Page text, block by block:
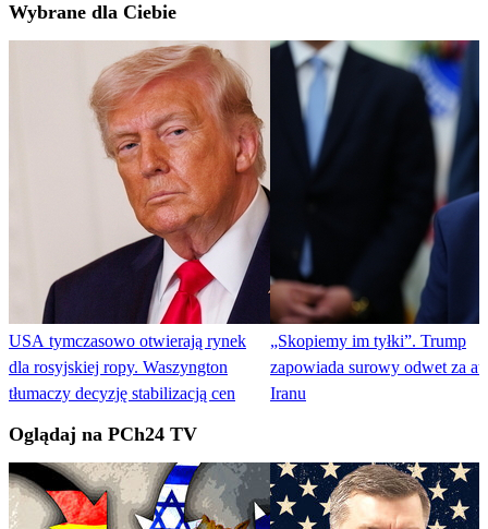
Wybrane dla Ciebie
USA tymczasowo otwierają rynek
dla rosyjskiej ropy. Waszyngton
tłumaczy decyzję stabilizacją cen
„Skopiemy im tyłki”. Trump
zapowiada surowy odwet za
Iranu
Oglądaj na PCh24 TV